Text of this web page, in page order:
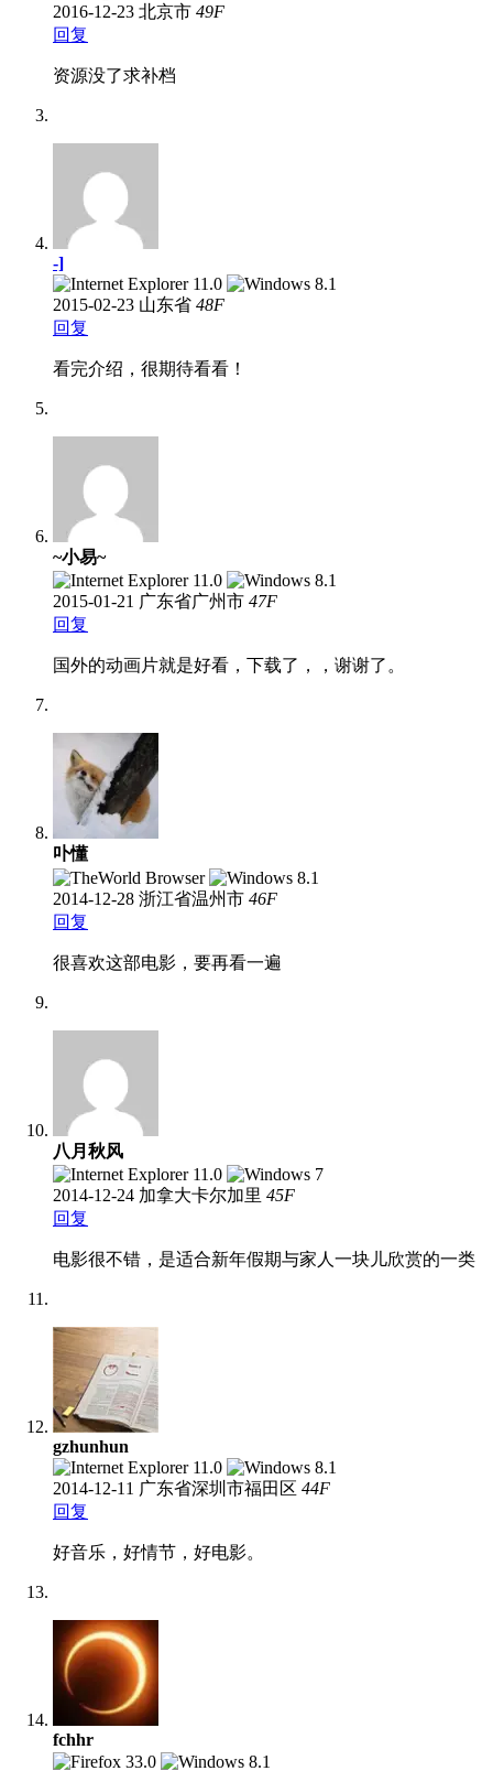
2016-12-23 北京市 49F
回复
资源没了求补档
-]
2015-02-23 山东省 48F
回复
看完介绍，很期待看看！
~小易~
2015-01-21 广东省广州市 47F
回复
国外的动画片就是好看，下载了，，谢谢了。
卟懂
2014-12-28 浙江省温州市 46F
回复
很喜欢这部电影，要再看一遍
八月秋风
2014-12-24 加拿大卡尔加里 45F
回复
电影很不错，是适合新年假期与家人一块儿欣赏的一类
gzhunhun
2014-12-11 广东省深圳市福田区 44F
回复
好音乐，好情节，好电影。
fchhr